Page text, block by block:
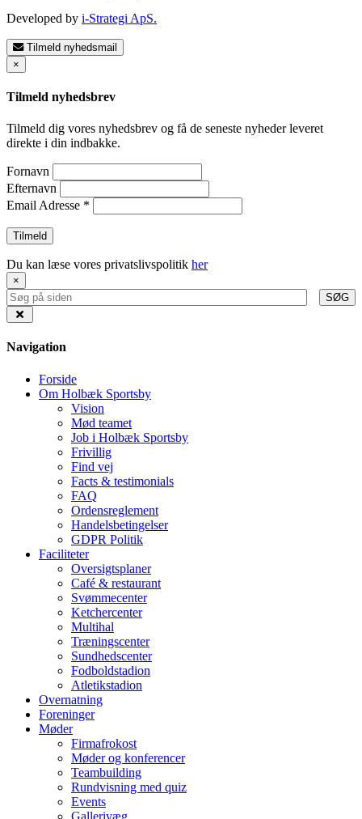
Developed by i-Strategi ApS.
Tilmeld nyhedsmail
×
Tilmeld nyhedsbrev
Tilmeld dig vores nyhedsbrev og få de seneste nyheder leveret
direkte i din indbakke.
Fornavn
Efternavn
Email Adresse *
Du kan læse vores privatslivspolitik her
×
SØG
Navigation
Forside
Om Holbæk Sportsby
Vision
Mød teamet
Job i Holbæk Sportsby
Frivillig
Find vej
Facts & testimonials
FAQ
Ordensreglement
Handelsbetingelser
GDPR Politik
Faciliteter
Oversigtsplaner
Café & restaurant
Svømmecenter
Ketchercenter
Multihal
Træningscenter
Sundhedscenter
Fodboldstadion
Atletikstadion
Overnatning
Foreninger
Møder
Firmafrokost
Møder og konferencer
Teambuilding
Rundvisning med quiz
Events
Gallerivæg